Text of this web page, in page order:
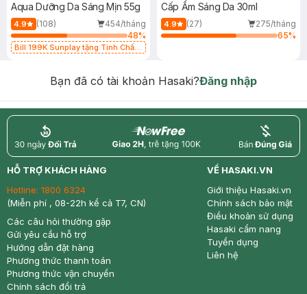
Aqua Dưỡng Da Sáng Mịn 55g
4.9 (108)
454/tháng
48%
Bill 199K Sunplay tặng Tinh Chất
Cấp Ẩm Sáng Da 30ml
4.9 (27)
275/tháng
65%
Bạn đã có tài khoản Hasaki?Đăng nhập
return nowfree price
HỖ TRỢ KHÁCH HÀNG
Hotline: 1800 6324
(Miễn phí , 08-22h kể cả T7, CN)
Các câu hỏi thường gặp
Gửi yêu cầu hỗ trợ
Hướng dẫn đặt hàng
Phương thức thanh toán
Phương thức vận chuyển
Chính sách đổi trả
VỀ HASAKI.VN
Giới thiệu Hasaki.vn
Chính sách bảo mật
Điều khoản sử dụng
Hasaki cẩm nang
Tuyển dụng
Liên hệ